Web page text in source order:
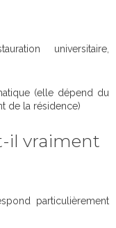
universitaire,
(elle dépend du
de la résidence)
il vraiment
particulièrement